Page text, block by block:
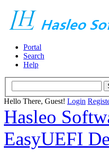
Portal
Search
Help
Hello There, Guest! Login
Hasleo
EasyUEFI